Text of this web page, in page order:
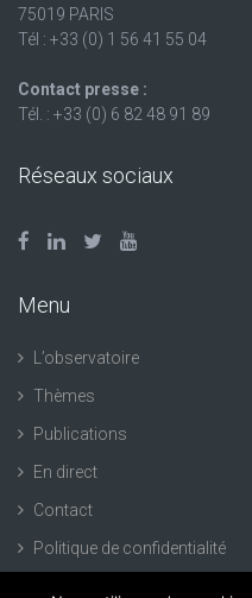
75019 PARIS
Tél : +33 (0) 1 56 41 55 04
Contact presse :
Tél. : +33 (0) 6 82 48 91 89
Réseaux sociaux
Menu
L’observatoire
Thèmes
Publications
En direct
Contact
Politique de confidentialité